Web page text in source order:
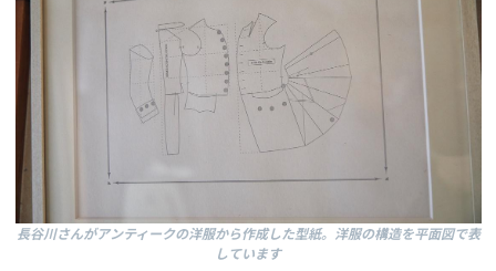
長谷川さんがアンティークの洋服から作成した型紙。洋服の構造を平面図で表
しています